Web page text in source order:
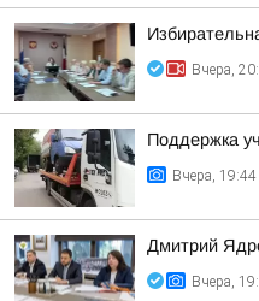
Вчера,
Поддержка
Вчера, 19:44
Дмитрий
Вчера,